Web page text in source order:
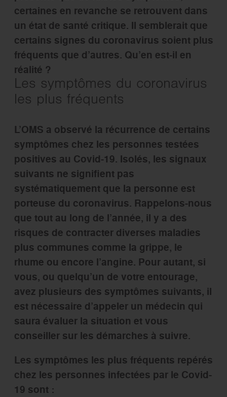
certaines en revanche se retrouvent dans
un état de santé critique. Il semblerait que
certains signes du coronavirus soient plus
fréquents que d’autres. Qu’en est-il en
réalité ?
Les symptômes du coronavirus
les plus fréquents
L’OMS a observé la récurrence de certains
symptômes chez les personnes testées
positives au Covid-19. Isolés, les signaux
suivants ne signifient pas
systématiquement que la personne est
porteuse du coronavirus. Rappelons-nous
que tout au long de l’année, il y a des
risques de contracter diverses maladies
plus communes comme la grippe, le
rhume ou encore l’angine. Pour autant, si
vous, ou quelqu’un de votre entourage,
avez plusieurs des symptômes suivants, il
est nécessaire d’appeler un médecin qui
saura évaluer la situation et vous
conseiller sur les démarches à suivre.
Les symptômes les plus fréquents repérés
chez les personnes infectées par le Covid-
19 sont :